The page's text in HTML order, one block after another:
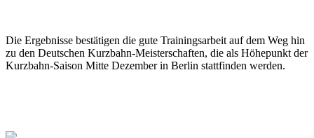
Die Ergebnisse bestätigen die gute Trainings­arbeit auf dem Weg hin
zu den Deutschen Kurz­bahn-Meister­schaften, die als Höhe­punkt der
Kurzbahn-Saison Mitte Dezember in Berlin statt­finden werden.